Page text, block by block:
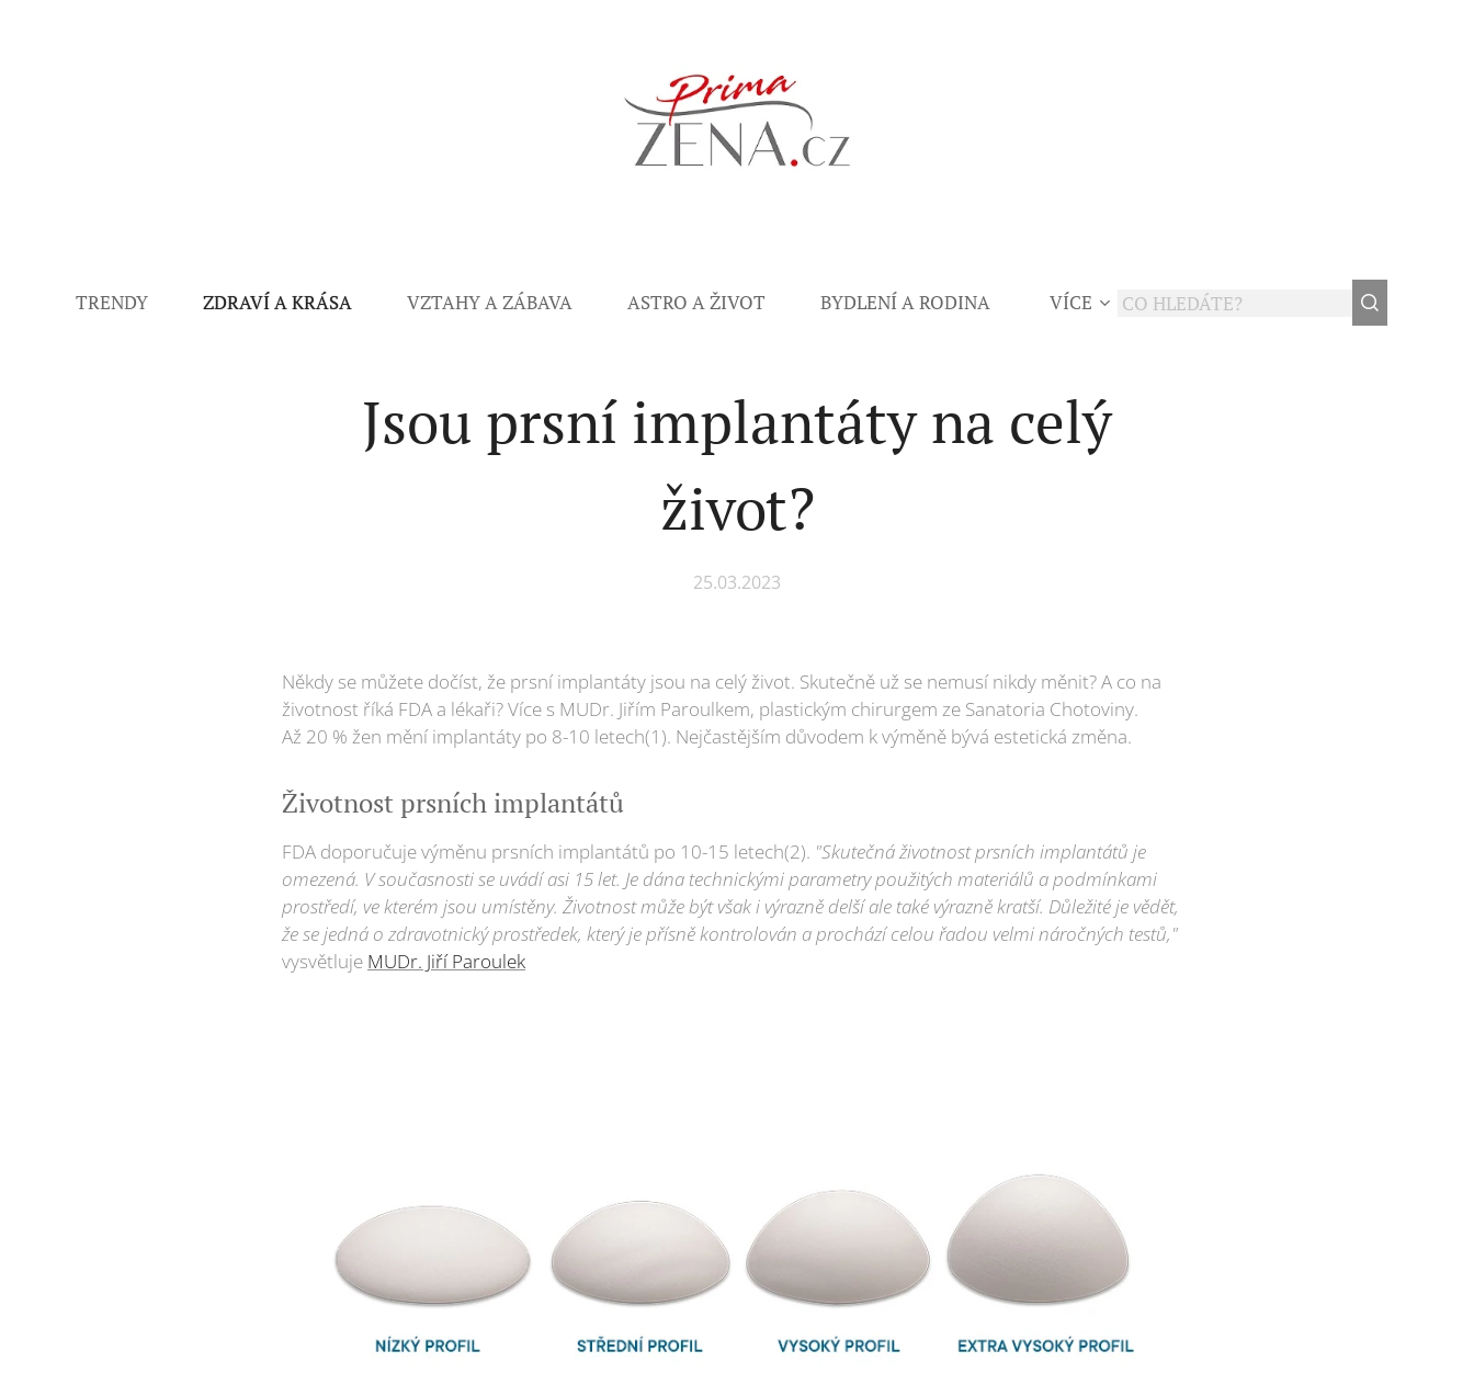
TRENDY ZDRAVÍ A KRÁSA VZTAHY A ZÁBAVA ASTRO A ŽIVOT BYDLENÍ A RODINA VÍCE
Jsou prsní implantáty na celý
život?
25.03.2023
Někdy se můžete dočíst, že prsní implantáty jsou na celý život. Skutečně už se nemusí nikdy měnit? A co na
životnost říká FDA a lékaři? Více s MUDr. Jiřím Paroulkem, plastickým chirurgem ze Sanatoria Chotoviny.
Až 20 % žen mění implantáty po 8-10 letech(1). Nejčastějším důvodem k výměně bývá estetická změna.
Životnost prsních implantátů
FDA doporučuje výměnu prsních implantátů po 10-15 letech(2). "Skutečná životnost prsních implantátů je
omezená. V současnosti se uvádí asi 15 let. Je dána technickými parametry použitých materiálů a podmínkami
prostředí, ve kterém jsou umístěny. Životnost může být však i výrazně delší ale také výrazně kratší. Důležité je vědět,
že se jedná o zdravotnický prostředek, který je přísně kontrolován a prochází celou řadou velmi náročných testů,"
vysvětluje MUDr. Jiří Paroulek